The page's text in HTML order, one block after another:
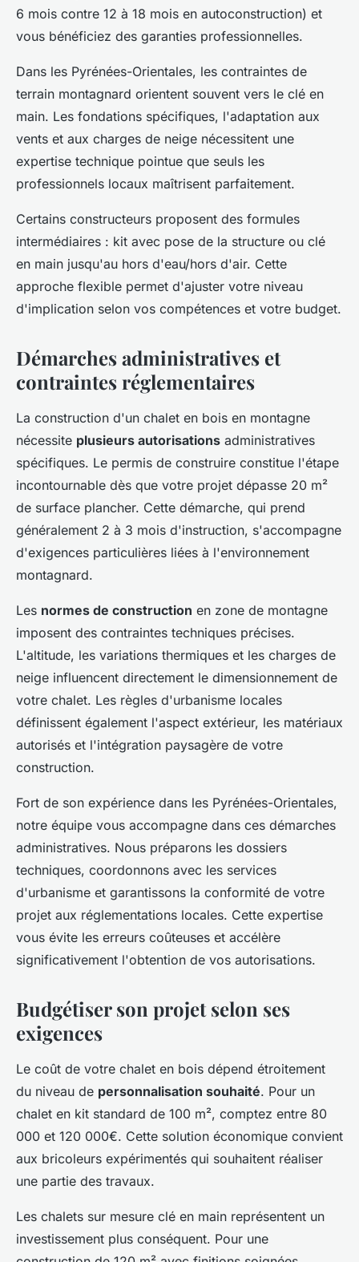
6 mois contre 12 à 18 mois en autoconstruction) et
vous bénéficiez des garanties professionnelles.
Dans les Pyrénées-Orientales, les contraintes de
terrain montagnard orientent souvent vers le clé en
main. Les fondations spécifiques, l'adaptation aux
vents et aux charges de neige nécessitent une
expertise technique pointue que seuls les
professionnels locaux maîtrisent parfaitement.
Certains constructeurs proposent des formules
intermédiaires : kit avec pose de la structure ou clé
en main jusqu'au hors d'eau/hors d'air. Cette
approche flexible permet d'ajuster votre niveau
d'implication selon vos compétences et votre budget.
Démarches administratives et
contraintes réglementaires
La construction d'un chalet en bois en montagne
nécessite plusieurs autorisations administratives
spécifiques. Le permis de construire constitue l'étape
incontournable dès que votre projet dépasse 20 m²
de surface plancher. Cette démarche, qui prend
généralement 2 à 3 mois d'instruction, s'accompagne
d'exigences particulières liées à l'environnement
montagnard.
Les normes de construction en zone de montagne
imposent des contraintes techniques précises.
L'altitude, les variations thermiques et les charges de
neige influencent directement le dimensionnement de
votre chalet. Les règles d'urbanisme locales
définissent également l'aspect extérieur, les matériaux
autorisés et l'intégration paysagère de votre
construction.
Fort de son expérience dans les Pyrénées-Orientales,
notre équipe vous accompagne dans ces démarches
administratives. Nous préparons les dossiers
techniques, coordonnons avec les services
d'urbanisme et garantissons la conformité de votre
projet aux réglementations locales. Cette expertise
vous évite les erreurs coûteuses et accélère
significativement l'obtention de vos autorisations.
Budgétiser son projet selon ses
exigences
Le coût de votre chalet en bois dépend étroitement
du niveau de personnalisation souhaité. Pour un
chalet en kit standard de 100 m², comptez entre 80
000 et 120 000€. Cette solution économique convient
aux bricoleurs expérimentés qui souhaitent réaliser
une partie des travaux.
Les chalets sur mesure clé en main représentent un
investissement plus conséquent. Pour une